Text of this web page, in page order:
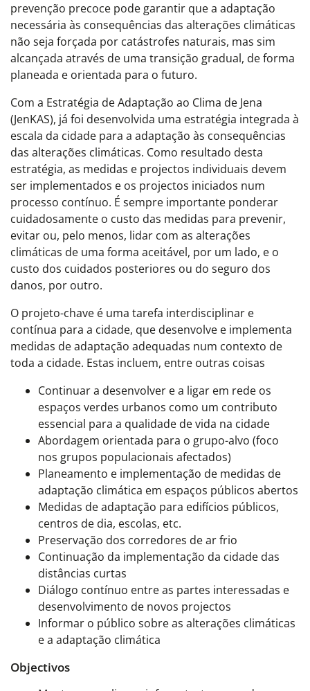
prevenção precoce pode garantir que a adaptação
necessária às consequências das alterações climáticas
não seja forçada por catástrofes naturais, mas sim
alcançada através de uma transição gradual, de forma
planeada e orientada para o futuro.
Com a Estratégia de Adaptação ao Clima de Jena
(JenKAS), já foi desenvolvida uma estratégia integrada à
escala da cidade para a adaptação às consequências
das alterações climáticas. Como resultado desta
estratégia, as medidas e projectos individuais devem
ser implementados e os projectos iniciados num
processo contínuo. É sempre importante ponderar
cuidadosamente o custo das medidas para prevenir,
evitar ou, pelo menos, lidar com as alterações
climáticas de uma forma aceitável, por um lado, e o
custo dos cuidados posteriores ou do seguro dos
danos, por outro.
O projeto-chave é uma tarefa interdisciplinar e
contínua para a cidade, que desenvolve e implementa
medidas de adaptação adequadas num contexto de
toda a cidade. Estas incluem, entre outras coisas
Continuar a desenvolver e a ligar em rede os
espaços verdes urbanos como um contributo
essencial para a qualidade de vida na cidade
Abordagem orientada para o grupo-alvo (foco
nos grupos populacionais afectados)
Planeamento e implementação de medidas de
adaptação climática em espaços públicos abertos
Medidas de adaptação para edifícios públicos,
centros de dia, escolas, etc.
Preservação dos corredores de ar frio
Continuação da implementação da cidade das
distâncias curtas
Diálogo contínuo entre as partes interessadas e
desenvolvimento de novos projectos
Informar o público sobre as alterações climáticas
e a adaptação climática
Objectivos